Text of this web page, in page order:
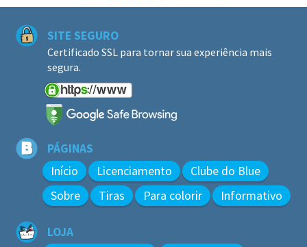
SITE SEGURO
Certificado SSL para tornar sua experiência mais
segura.
PÁGINAS
Início Licenciamento
Clube do Blue
Sobre
Tiras Para colorir Informativo
LOJA